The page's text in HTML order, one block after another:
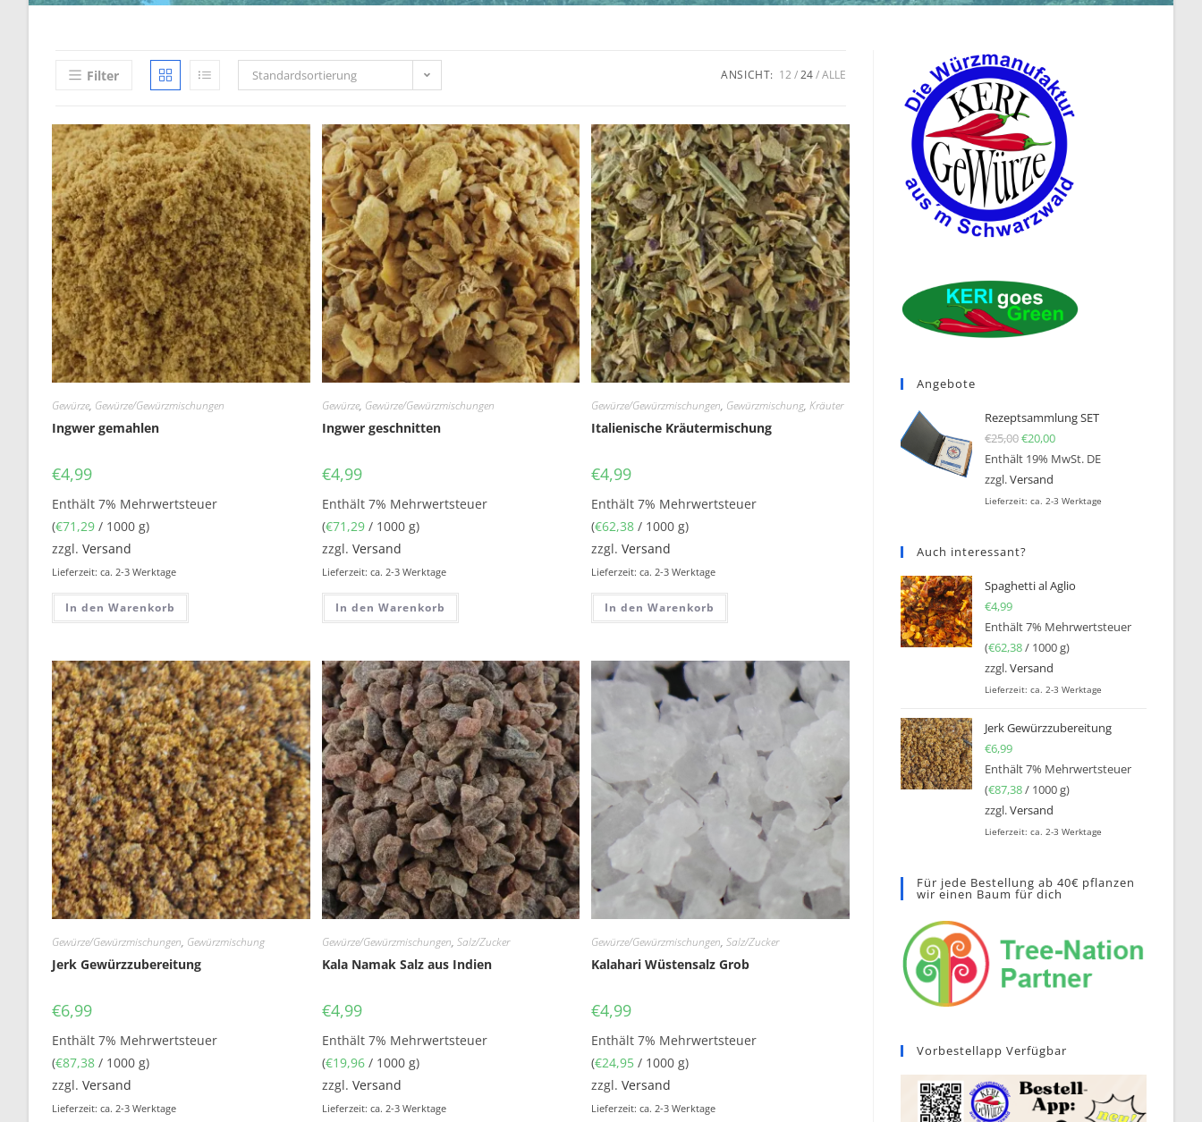
Filter Standardsortierung ANSICHT: 12 24 ALLE
Gewürze, Gewürze/Gewürzmischungen
Ingwer gemahlen
€4,99
Enthält 7% Mehrwertsteuer
(€71,29 / 1000 g)
zzgl.Versand
Lieferzeit: ca. 2-3 Werktage
In den Warenkorb
Gewürze, Gewürze/Gewürzmischungen
Ingwer geschnitten
€4,99
Enthält 7% Mehrwertsteuer
(€71,29/ 1000 g)
zzgl. Versand
Lieferzeit: ca. 2-3 Werktage
In den Warenkorb
Gewürze/Gewürzmischungen, Gewürzmischung, Kräuter
Italienische Kräutermischung
€4,99
Enthält 7% Mehrwertsteuer
(€62,38/ 1000 g)
zzgl. Versand
Lieferzeit: ca. 2-3 Werktage
In den Warenkorb
Gewürze/Gewürzmischungen, Gewürzmischung
Jerk Gewürzzubereitung
€6,99
Enthält 7% Mehrwertsteuer
(€87,38 / 1000 g)
zzgl.Versand
Lieferzeit: ca. 2-3 Werktage
Gewürze/Gewürzmischungen, Salz/Zucker
Kala Namak Salz aus Indien
€4,99
Enthält 7% Mehrwertsteuer
(€19,96/ 1000 g)
zzgl. Versand
Lieferzeit: ca. 2-3 Werktage
Gewürze/Gewürzmischungen, Salz/Zucker
Kalahari Wüstensalz Grob
€4,99
Enthält 7% Mehrwertsteuer
(€24,95/ 1000 g)
zzgl. Versand
Lieferzeit: ca. 2-3 Werktage
Angebote
Rezeptsammlung SET
€25,00Ursprünglicher Preis war:
€20,00Aktueller Preis ist:
Enthält 19% MwSt. DE
zzgl.Versand
Lieferzeit: ca. 2-3 Werktage
Auch interessant?
Spaghetti al Aglio
€4,99
Enthält 7% Mehrwertsteuer
(€62,38/ 1000 g)
zzgl.Versand
Lieferzeit: ca. 2-3 Werktage
Jerk Gewürzzubereitung
€6,99
Enthält 7% Mehrwertsteuer
(€87,38/ 1000 g)
zzgl.Versand
Lieferzeit: ca. 2-3 Werktage
Für jede Bestellung ab 40€ pflanzen
wir einen Baum für dich
Vorbestellapp Verfügbar